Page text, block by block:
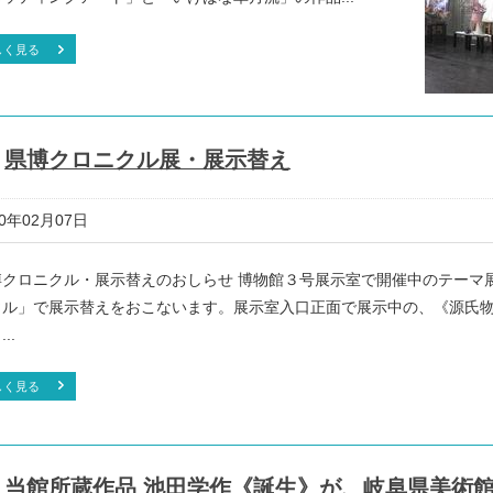
く見る
県博クロニクル展・展示替え
年02月07日
クロニクル・展示替えのおしらせ 博物館３号展示室で開催中のテーマ
ル」で展示替えをおこないます。展示室入口正面で展示中の、《源氏
く見る
当館所蔵作品 池田学作《誕生》が、岐阜県美術